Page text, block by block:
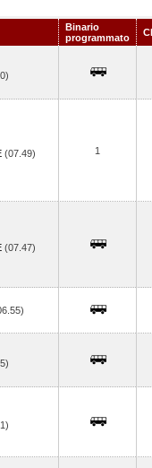
Binario
programmato
(07.49) 1
(07.47)